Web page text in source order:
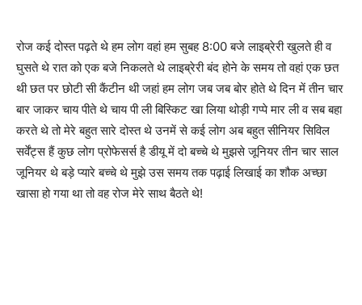
रोज कई दोस्त पढ़ते थे हम लोग वहां हम सुबह 8:00 बजे लाइब्रेरी खुलते ही व
घुसते थे रात को एक बजे निकलते थे लाइब्रेरी बंद होने के समय तो वहां एक छत
थी छत पर छोटी सी कैंटीन थी जहां हम लोग जब जब बोर होते थे दिन में तीन चार
बार जाकर चाय पीते थे चाय पी ली बिस्किट खा लिया थोड़ी गप्पे मार ली व सब बहा
करते थे तो मेरे बहुत सारे दोस्त थे उनमें से कई लोग अब बहुत सीनियर सिविल
सर्वेंट्स हैं कुछ लोग प्रोफेसर्स है डीयू में दो बच्चे थे मुझसे जूनियर तीन चार साल
जूनियर थे बड़े प्यारे बच्चे थे मुझे उस समय तक पढ़ाई लिखाई का शौक अच्छा
खासा हो गया था तो वह रोज मेरे साथ बैठते थे!